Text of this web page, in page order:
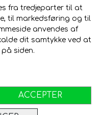
i Horsens
fra tredjeparter til at
til markedsføring og til
anvendes af
dit samtykke ved at
siden.
ACCEPTER